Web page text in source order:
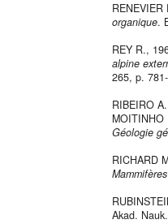
organique.
REY R.,
alpine
265, p.
RIBEIRO
Géologie
RICHARD
Akad.